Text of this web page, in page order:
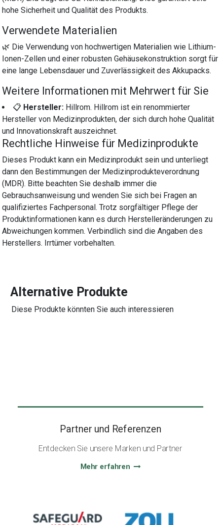
hohe Sicherheit und Qualität des Produkts.
Verwendete Materialien
🌿 Die Verwendung von hochwertigen Materialien wie Lithium-
Ionen-Zellen und einer robusten Gehäusekonstruktion sorgt für
eine lange Lebensdauer und Zuverlässigkeit des Akkupacks.
Weitere Informationen mit Mehrwert für Sie
📋 Hersteller: Hillrom. Hillrom ist ein renommierter
Hersteller von Medizinprodukten, der sich durch hohe Qualität
und Innovationskraft auszeichnet.
Rechtliche Hinweise für Medizinprodukte
Dieses Produkt kann ein Medizinprodukt sein und unterliegt
dann den Bestimmungen der Medizinprodukteverordnung
(MDR). Bitte beachten Sie deshalb immer die
Gebrauchsanweisung und wenden Sie sich bei Fragen an
qualifiziertes Fachpersonal. Trotz sorgfältiger Pflege der
Produktinformationen kann es durch Herstelleränderungen zu
Abweichungen kommen. Verbindlich sind die Angaben des
Herstellers. Irrtümer vorbehalten.
Alternative Produkte
Diese Produkte könnten Sie auch interessieren
Partner und Referenzen
Entdecken Sie unsere Marken und Partner
Mehr erfahren